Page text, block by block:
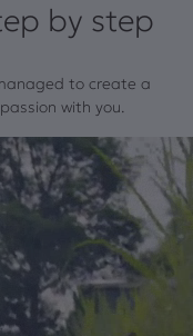
by step
to create a
with you.